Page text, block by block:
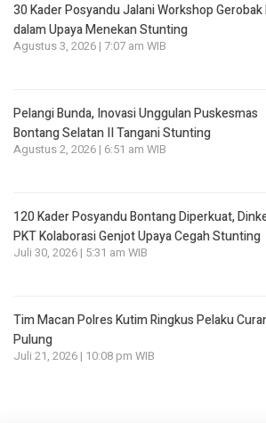
30 Kader Posyandu Jalani Workshop Gerobak
dalam Upaya Menekan Stunting
Agustus 3, 2026 | 7:07 am WIB
Pelangi Bunda, Inovasi Unggulan Puskesmas
Bontang Selatan II Tangani Stunting
Agustus 2, 2026 | 6:51 am WIB
120 Kader Posyandu Bontang Diperkuat,
PKT Kolaborasi Genjot Upaya Cegah Stunting
Juli 30, 2026 | 5:31 am WIB
Tim Macan Polres Kutim Ringkus Pelaku
Pulung
Juli 21, 2026 | 10:08 pm WIB